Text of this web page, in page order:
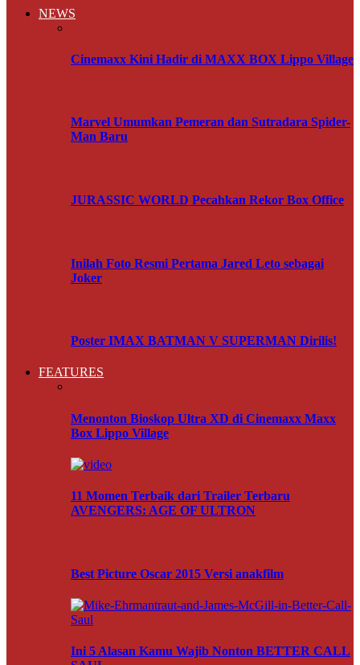
NEWS
Cinemaxx Kini Hadir di MAXX BOX Lippo Village
Marvel Umumkan Pemeran dan Sutradara Spider-
Man Baru
JURASSIC WORLD Pecahkan Rekor Box Office
Inilah Foto Resmi Pertama Jared Leto sebagai
Joker
Poster IMAX BATMAN V SUPERMAN Dirilis!
FEATURES
Menonton Bioskop Ultra XD di Cinemaxx Maxx
Box Lippo Village
11 Momen Terbaik dari Trailer Terbaru
AVENGERS: AGE OF ULTRON
Best Picture Oscar 2015 Versi anakfilm
Ini 5 Alasan Kamu Wajib Nonton BETTER CALL